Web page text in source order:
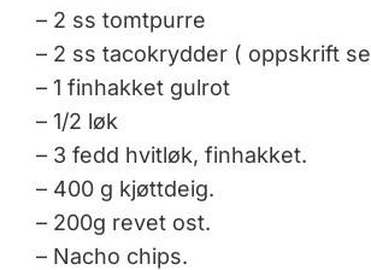
– 2 ss tomtpurre
– 2 ss tacokrydder ( oppskrift se
– 1 finhakket gulrot
– 1/2 løk
– 3 fedd hvitløk, finhakket.
– 400 g kjøttdeig.
– 200g revet ost.
– Nacho chips.